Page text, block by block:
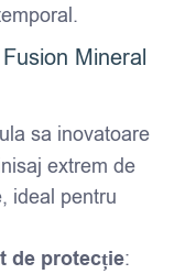
Mineral
sa inovatoare
extrem de
ideal pentru
de protecție: